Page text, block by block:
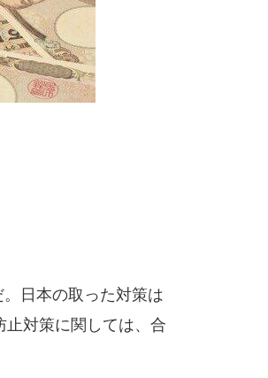
日本の取った対策は
止対策に関しては、合